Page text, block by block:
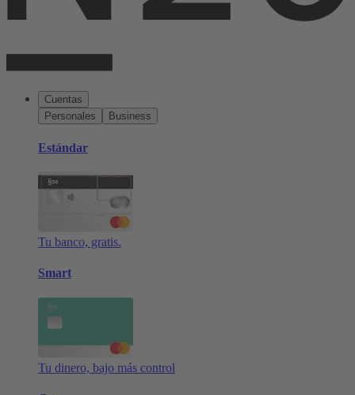
Cuentas
Personales
Business
Estándar
Tu banco, gratis.
Smart
Tu dinero, bajo más control